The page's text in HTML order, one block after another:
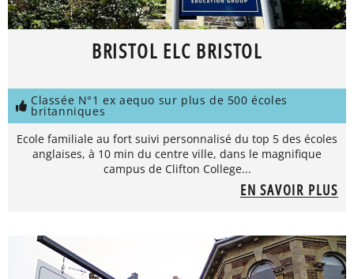
BRISTOL ELC BRISTOL
Classée N°1 ex aequo sur plus de 500 écoles
britanniques
Ecole familiale au fort suivi personnalisé du top 5 des écoles
anglaises, à 10 min du centre ville, dans le magnifique
campus de Clifton College...
EN SAVOIR PLUS